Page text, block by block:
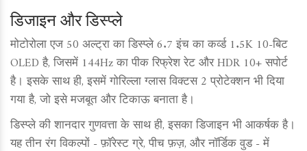
डिजाइन और डिस्प्ले
मोटोरोला एज 50 अल्ट्रा का डिस्प्ले 6.7 इंच का कर्व्ड 1.5K 10-बिट
OLED है, जिसमें 144Hz का पीक रिफ्रेश रेट और HDR 10+ सपोर्ट
है। इसके साथ ही, इसमें गोरिल्ला ग्लास विक्टस 2 प्रोटेक्शन भी दिया
गया है, जो इसे मजबूत और टिकाऊ बनाता है।
डिस्प्ले की शानदार गुणवत्ता के साथ ही, इसका डिजाइन भी आकर्षक है।
यह तीन रंग विकल्पों - फ़ॉरेस्ट ग्रे, पीच फ़ज़, और नॉर्डिक वुड - में